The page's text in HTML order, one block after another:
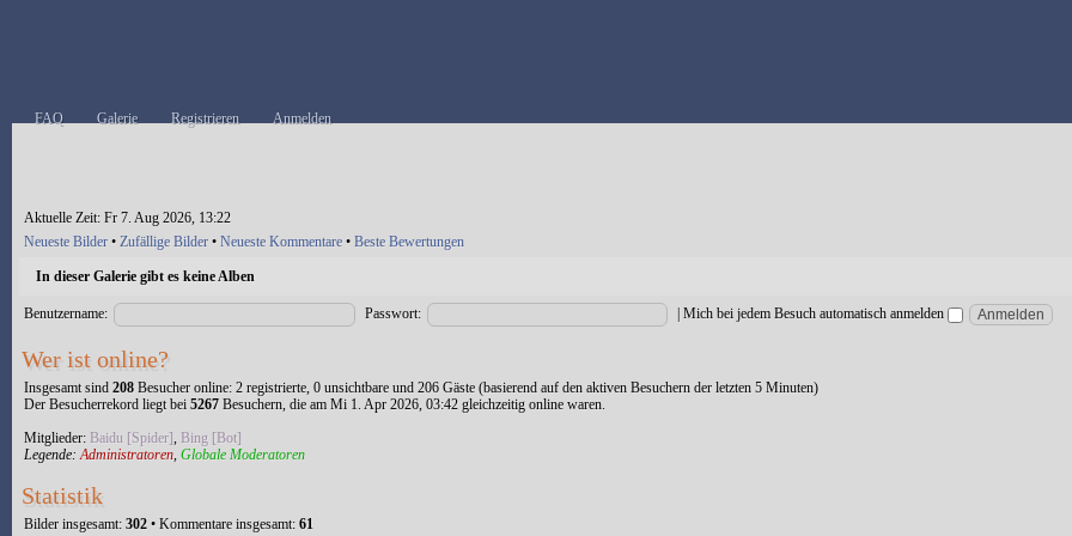
FAQ Galerie Registrieren Anmelden
Aktuelle Zeit: Fr 7. Aug 2026, 13:22
Neueste Bilder • Zufällige Bilder • Neueste Kommentare • Beste Bewertungen
In dieser Galerie gibt es keine Alben
Benutzername: Passwort: |Mich bei jedem Besuch automatisch anmelden
Wer ist online?
Insgesamt sind 208 Besucher online: 2 registrierte, 0 unsichtbare und 206 Gäste (basierend auf den aktiven Besuchern der letzten 5 Minuten)
Der Besucherrekord liegt bei 5267 Besuchern, die am Mi 1. Apr 2026, 03:42 gleichzeitig online waren.
Mitglieder: Baidu [Spider], Bing [Bot]
Legende:Administratoren, Globale Moderatoren
Statistik
Bilder insgesamt: 302 • Kommentare insgesamt: 61